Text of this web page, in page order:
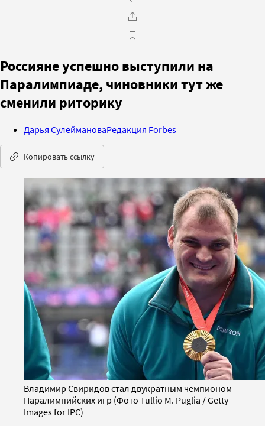
Россияне успешно выступили на
Паралимпиаде, чиновники тут же
сменили риторику
Дарья СулеймановаРедакция Forbes
Копировать ссылку
Владимир Свиридов стал двукратным чемпионом
Паралимпийских игр (Фото Tullio M. Puglia / Getty
Images for IPC)